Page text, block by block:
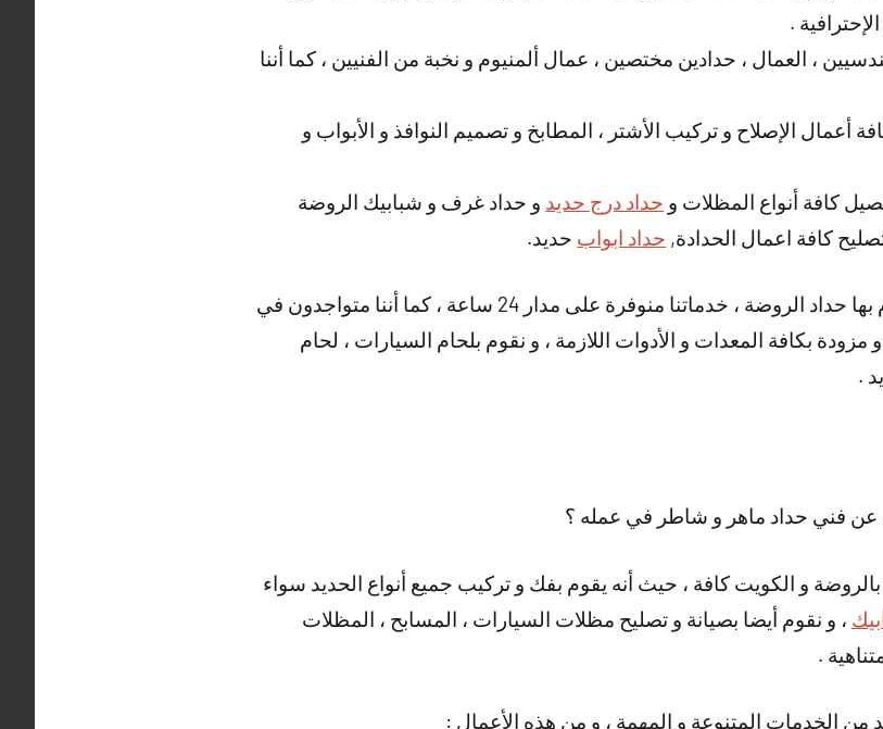
.
، العمال ، حدادين مختصين ، عمال ألمنيوم و نخبة من الفنيين ، كما أننا
أعمال الإصلاح و تركيب الأشتر ، المطابخ و تصميم النوافذ و الأبواب و
كافة أنواع المظلات و حداد درج حديد و حداد غرف و شبابيك الروضة
كافة اعمال الحدادة, حداد ابواب حديد.
و هناك أيضا العديد من الأعمال التي يقوم بها حداد الروضة ، خدماتنا منوفرة على مدار 24 ساعة ، كما أننا متواجدون في
بكافة المعدات و الأدوات اللازمة ، و نقوم بلحام السيارات ، لحام
.
عن فني حداد ماهر و شاطر في عمله ؟
و الكويت كافة ، حيث أنه يقوم بفك و تركيب جميع أنواع الحديد سواء
، و نقوم أيضا بصيانة و تصليح مظلات السيارات ، المسابح ، المظلات
.
من الخدمات المتنوعة و المهمة ، و من هذه الأعمال :